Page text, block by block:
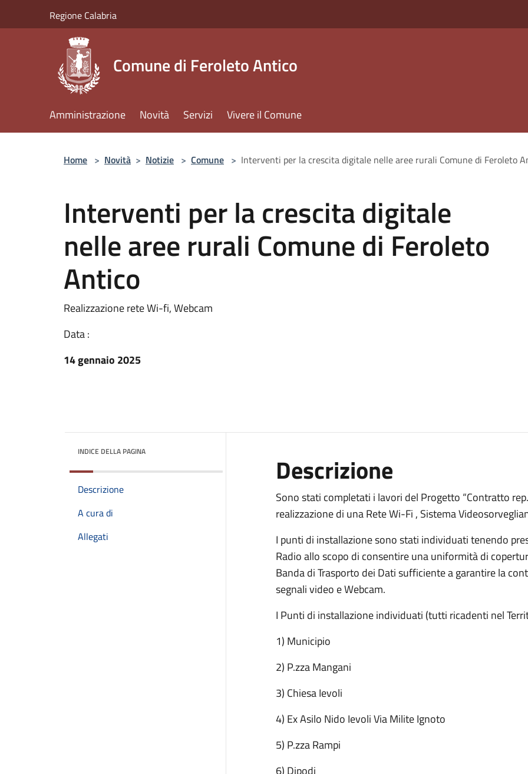
Regione Calabria
Comune di Feroleto Antico
Amministrazione Novità Servizi Vivere il Comune
Home > Novità > Notizie > Comune > Interventi per la crescita digitale nelle aree rurali Comune di Feroleto
Interventi per la crescita digitale
nelle aree rurali Comune di Feroleto
Antico
Realizzazione rete Wi-fi, Webcam
Data :
14 gennaio 2025
INDICE DELLA PAGINA
Descrizione
A cura di
Allegati
Descrizione
Sono stati completati i lavori del Progetto “Contratto
realizzazione di una Rete Wi-Fi , Sistema
I punti di installazione sono stati individuati tenendo
Radio allo scopo di consentire una uniformità di
Banda di Trasporto dei Dati sufficiente a garantire la
segnali video e Webcam.
I Punti di installazione individuati (tutti ricadenti nel
1) Municipio
2) P.zza Mangani
3) Chiesa Ievoli
4) Ex Asilo Nido Ievoli Via Milite Ignoto
5) P.zza Rampi
6) Dipodi